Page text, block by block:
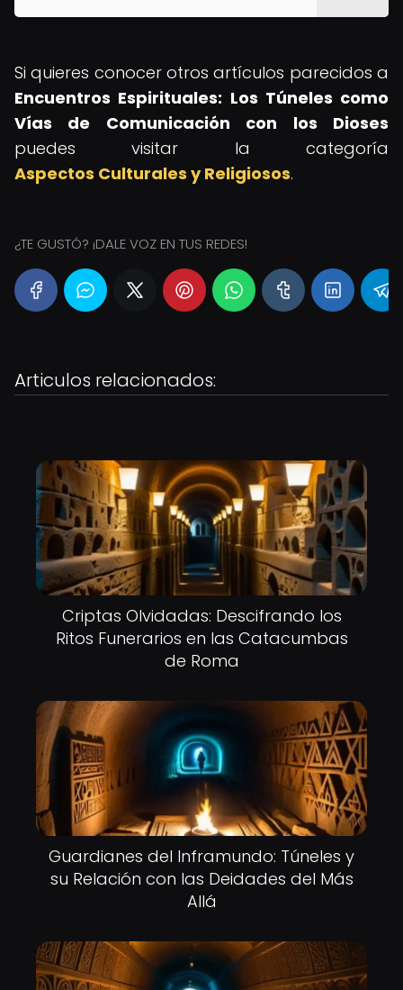
Si quieres conocer otros artículos parecidos a
Encuentros Espirituales: Los Túneles como
Vías de Comunicación con los Dioses
puedes visitar la categoría
Aspectos Culturales y Religiosos.
¿TE GUSTÓ? ¡DALE VOZ EN TUS REDES!
Articulos relacionados:
Criptas Olvidadas: Descifrando los
Ritos Funerarios en las Catacumbas
de Roma
Guardianes del Inframundo: Túneles y
su Relación con las Deidades del Más
Allá